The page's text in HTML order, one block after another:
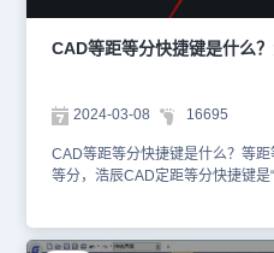
CAD等距等分快捷键是什么？
2024-03-08 16695
CAD等距等分快捷键是什么？等
等分，浩辰CAD定距等分快捷键是
时，在命令行输入命令快捷键